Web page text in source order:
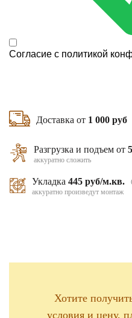
Согласие с политикой
Доставка от 1 000 руб
Разгрузка и подъем от
аккуратно сложить
Укладка 445 руб/м.кв.
аккуратно произведут монтаж
Хотите
условия и цену,